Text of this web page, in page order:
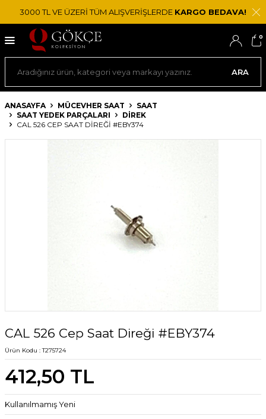
3000 TL VE ÜZERİ TÜM ALIŞVERİŞLERDE KARGO BEDAVA!
ARA
0
ANASAYFA MÜCEVHER SAAT
SAAT
SAAT YEDEK PARÇALARI
DIREK
CAL 526 CEP SAAT DIREĞI #EBY374
CAL 526 Cep Saat Direği #EBY374
Ürün Kodu :T275724
412,50 TL
Kullanılmamış Yeni